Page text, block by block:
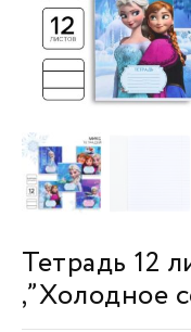
Тетрадь 12
,”Холодное